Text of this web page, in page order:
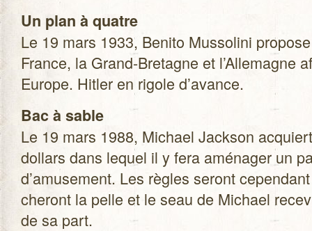
Un plan à quatre
Le 19 mars 1933, Benito Mus­so­lini
France, la Grand-Bretagne et l’Allemagne
Europe. Hit­ler en rigole d’avance.
Bac à sable
Le 19 mars 1988, Michael Jack­son
dol­lars dans lequel il y fera amé­na­ger un
d’amusement. Les règles seront
che­ront la pelle et le seau de Michael
de sa part.